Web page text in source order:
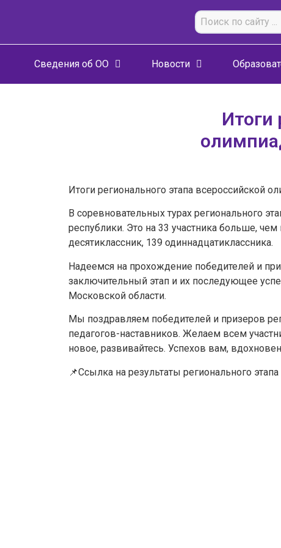
Сведения об ОО Новости
Итоги
Итоги регионального этапа всероссийской
В соревновательных турах регионального
республики. Это на 33 участника больше,
десятиклассник, 139 одиннадцатиклассника.
Надеемся на прохождение победителей и
заключительный этап и их последующее
Московской области.
Мы поздравляем победителей и призеров
педагогов-наставников. Желаем всем
новое, развивайтесь. Успехов вам,
📌Ссылка на результаты регионального